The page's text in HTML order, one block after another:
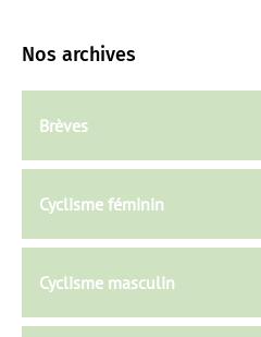
Nos archives
Brèves
Cyclisme féminin
Cyclisme masculin